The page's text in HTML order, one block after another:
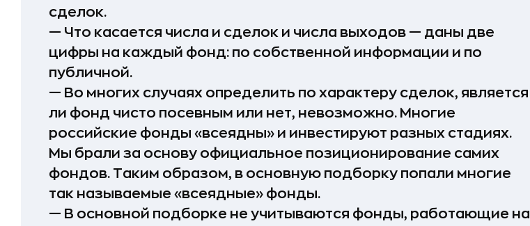
сделок.
— Что касается числа и сделок и числа выходов — даны две
цифры на каждый фонд: по собственной информации и по
публичной.
— Во многих случаях определить по характеру сделок, является
ли фонд чисто посевным или нет, невозможно. Многие
российские фонды «всеядны» и инвестируют разных стадиях.
Мы брали за основу официальное позиционирование самих
фондов. Таким образом, в основную подборку попали многие
так называемые «всеядные» фонды.
— В основной подборке не учитываются фонды, работающие на